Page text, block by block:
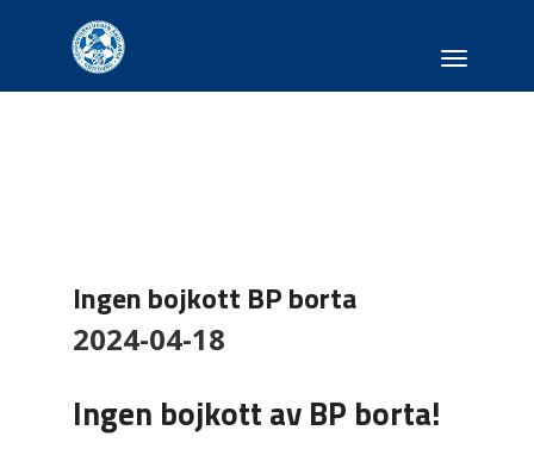
Toggle
Ingen bojkott BP borta
2024-04-18
Ingen bojkott av BP borta!